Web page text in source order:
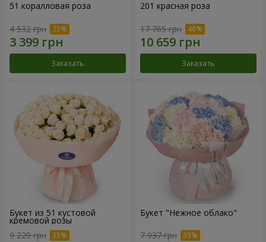
51 коралловая роза
4 532 грн
Заказать
201 красная роза
17 765 грн
Заказать
Букет из 51 кустовой
кремовой розы
9 229 грн
Букет "Нежное облако"
7 937 грн